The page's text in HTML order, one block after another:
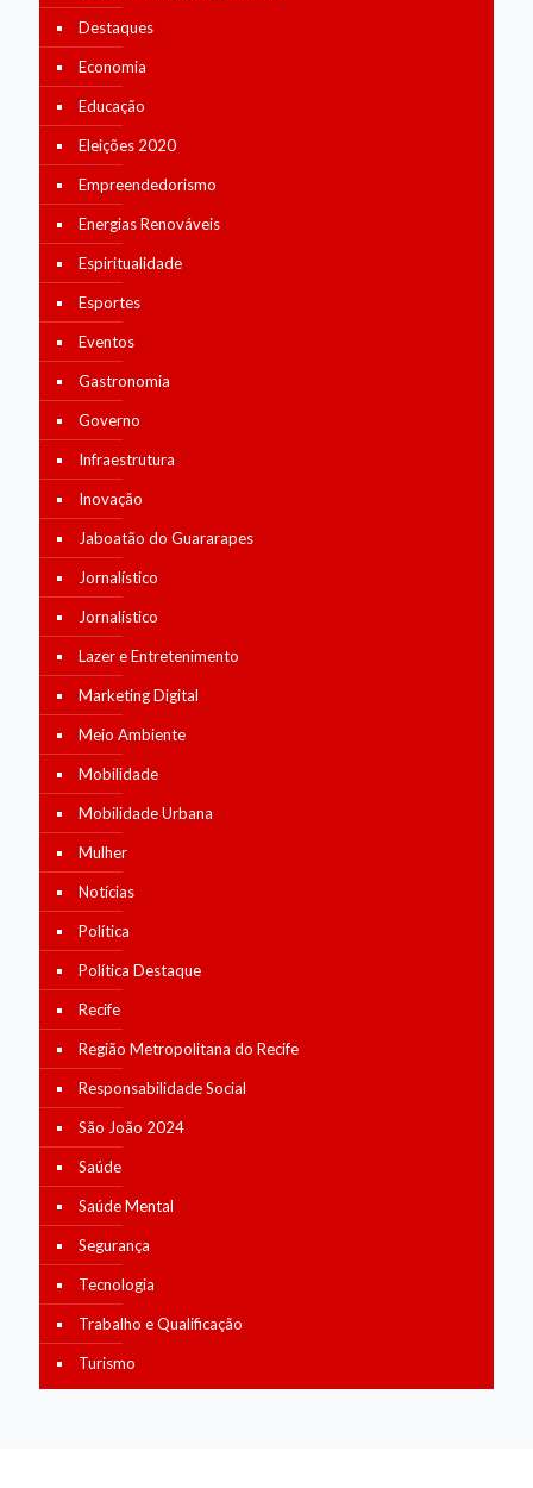
Destaques
Economia
Educação
Eleições 2020
Empreendedorismo
Energias Renováveis
Espiritualidade
Esportes
Eventos
Gastronomia
Governo
Infraestrutura
Inovação
Jaboatão do Guararapes
Jornalístico
Jornalístico
Lazer e Entretenimento
Marketing Digital
Meio Ambiente
Mobilidade
Mobilidade Urbana
Mulher
Notícias
Política
Política Destaque
Recife
Região Metropolitana do Recife
Responsabilidade Social
São João 2024
Saúde
Saúde Mental
Segurança
Tecnologia
Trabalho e Qualificação
Turismo